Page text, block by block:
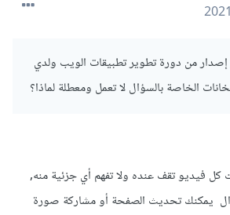
من دورة تطوير تطبيقات الويب ولدي
الخاصة بالسؤال لا تعمل ومعطلة لماذا؟
فيديو تقف عنده ولا تفهم أي جزئية منه,
يمكنك تحديث الصفحة أو مشاركة صورة